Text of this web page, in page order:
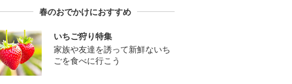
春のおでかけにおすすめ
いちご狩り特集
家族や友達を誘って新鮮ないち
ごを食べに行こう